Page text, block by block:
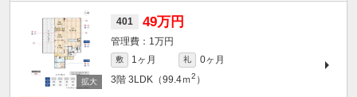
401 49万円
1万円
敷 1ヶ月 礼
0ヶ月
3階 3LDK（99.4ｍ2 ）